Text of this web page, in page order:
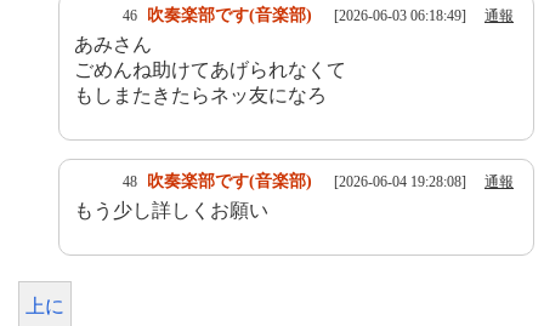
46 吹奏楽部です(音楽部) [2026-06-03 06:18:49] 通報
あみさん
ごめんね助けてあげられなくて
もしまたきたらネッ友になろ
48 吹奏楽部です(音楽部) [2026-06-04 19:28:08] 通報
もう少し詳しくお願い
上に